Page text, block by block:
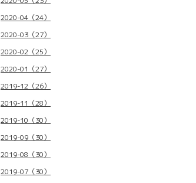
2020-04（24）
2020-03（27）
2020-02（25）
2020-01（27）
2019-12（26）
2019-11（28）
2019-10（30）
2019-09（30）
2019-08（30）
2019-07（30）